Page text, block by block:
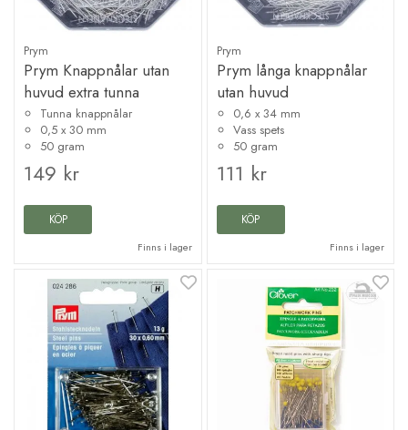
Prym
Prym Knappnålar utan
huvud extra tunna
Tunna knappnålar
0,5 x 30 mm
50 gram
149 kr
KÖP
Finns i lager
Prym
Prym långa knappnålar
utan huvud
0,6 x 34 mm
Vass spets
50 gram
111 kr
KÖP
Finns i lager